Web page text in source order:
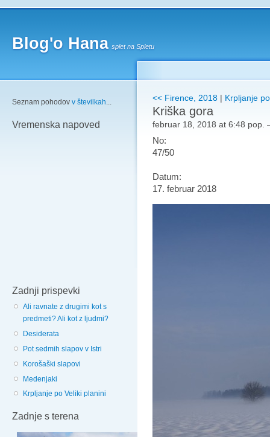
Blog'o Hana splet na Spletu
Seznam pohodov v številkah...
Vremenska napoved
Zadnji prispevki
Ali ravnate z drugimi kot s
predmeti? Ali kot z ljudmi?
Desiderata
Pot sedmih slapov v Istri
Korošaški slapovi
Medenjaki
Krpljanje po Veliki planini
Zadnje s terena
<< Firence, 2018 | Krpljanje
Kriška gora
februar 18, 2018 at 6:48 pop.
No:
47/50
Datum:
17. februar 2018